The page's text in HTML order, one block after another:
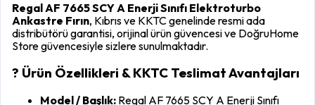
Regal AF 7665 SCY A Enerji Sınıfı Elektroturbo
Ankastre Fırın, Kıbrıs ve KKTC genelinde resmi ada
distribütörü garantisi, orijinal ürün güvencesi ve DoğruHome
Store güvencesiyle sizlere sunulmaktadır.
? Ürün Özellikleri & KKTC Teslimat Avantajları
Model / Başlık: Regal AF 7665 SCY A Enerji Sınıfı